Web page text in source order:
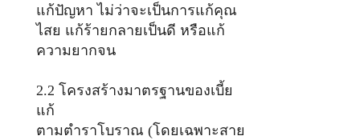
แก้ปัญหา ไม่ว่าจะเป็นการแก้คุณ
ไสย แก้ร้ายกลายเป็นดี หรือแก้
ความยากจน
2.2 โครงสร้างมาตรฐานของเบี้ย
แก้
ตามตำราโบราณ (โดยเฉพาะสาย